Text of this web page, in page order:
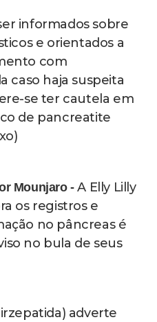
informados sobre
e orientados a
com
caso haja suspeita
se ter cautela em
de pancreatite
Mounjaro -A Elly Lilly
os registros e
no pâncreas é
no bula de seus
adverte